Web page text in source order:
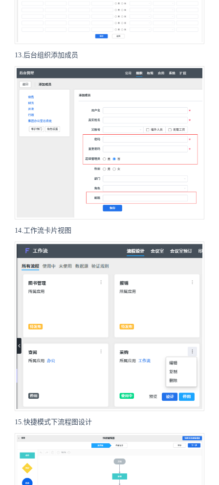
13.后台组织添加成员
14.工作流卡片视图
15.快捷模式下流程图设计